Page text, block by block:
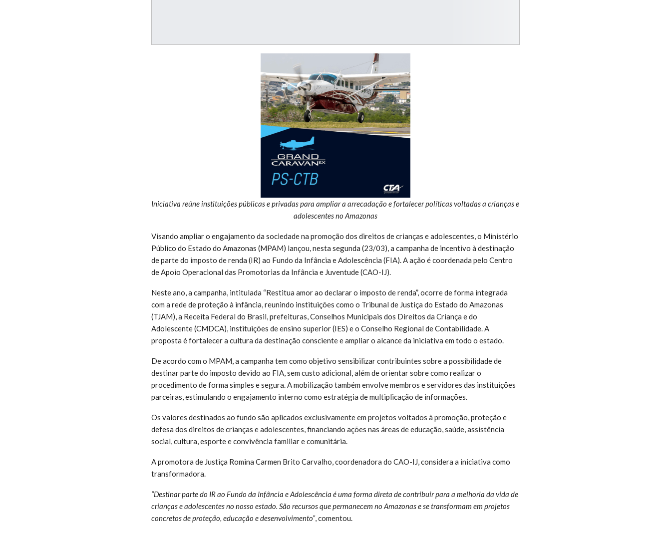
Iniciativa reúne instituições públicas e privadas para ampliar a arrecadação e fortalecer políticas voltadas a crianças e
adolescentes no Amazonas
Visando ampliar o engajamento da sociedade na promoção dos direitos de crianças e adolescentes, o Ministério
Público do Estado do Amazonas (MPAM) lançou, nesta segunda (23/03), a campanha de incentivo à destinação
de parte do imposto de renda (IR) ao Fundo da Infância e Adolescência (FIA). A ação é coordenada pelo Centro
de Apoio Operacional das Promotorias da Infância e Juventude (CAO-IJ).
Neste ano, a campanha, intitulada “Restitua amor ao declarar o imposto de renda”, ocorre de forma integrada
com a rede de proteção à infância, reunindo instituições como o Tribunal de Justiça do Estado do Amazonas
(TJAM), a Receita Federal do Brasil, prefeituras, Conselhos Municipais dos Direitos da Criança e do
Adolescente (CMDCA), instituições de ensino superior (IES) e o Conselho Regional de Contabilidade. A
proposta é fortalecer a cultura da destinação consciente e ampliar o alcance da iniciativa em todo o estado.
De acordo com o MPAM, a campanha tem como objetivo sensibilizar contribuintes sobre a possibilidade de
destinar parte do imposto devido ao FIA, sem custo adicional, além de orientar sobre como realizar o
procedimento de forma simples e segura. A mobilização também envolve membros e servidores das instituições
parceiras, estimulando o engajamento interno como estratégia de multiplicação de informações.
Os valores destinados ao fundo são aplicados exclusivamente em projetos voltados à promoção, proteção e
defesa dos direitos de crianças e adolescentes, financiando ações nas áreas de educação, saúde, assistência
social, cultura, esporte e convivência familiar e comunitária.
A promotora de Justiça Romina Carmen Brito Carvalho, coordenadora do CAO-IJ, considera a iniciativa como
transformadora.
“Destinar parte do IR ao Fundo da Infância e Adolescência é uma forma direta de contribuir para a melhoria da vida de
crianças e adolescentes no nosso estado. São recursos que permanecem no Amazonas e se transformam em projetos
concretos de proteção, educação e desenvolvimento”, comentou.